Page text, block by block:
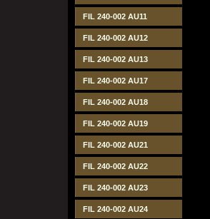
FIL 240-002 AU11
FIL 240-002 AU12
FIL 240-002 AU13
FIL 240-002 AU17
FIL 240-002 AU18
FIL 240-002 AU19
FIL 240-002 AU21
FIL 240-002 AU22
FIL 240-002 AU23
FIL 240-002 AU24